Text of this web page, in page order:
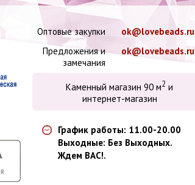
Оптовые закупки
ok@lovebeads.ru
Предложения и
замечания
ok@lovebeads.ru
Каменный магазин 90 м2 и
интернет-магазин
График работы: 11.00-20.00
Выходные: Без Выходных.
Ждем ВАС!.